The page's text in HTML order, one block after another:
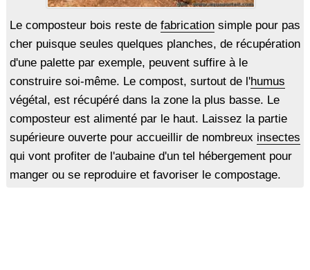
Le composteur bois reste de fabricationsimple pour pas
cher puisque seules quelques planches, de récupération
d'une palette par exemple, peuvent suffire à le
construire soi-même. Le compost, surtout de l'humus
végétal, est récupéré dans la zone la plus basse. Le
composteur est alimenté par le haut. Laissez la partie
supérieure ouverte pour accueillir de nombreux insectes
qui vont profiter de l'aubaine d'un tel hébergement pour
manger ou se reproduire et favoriser le compostage.